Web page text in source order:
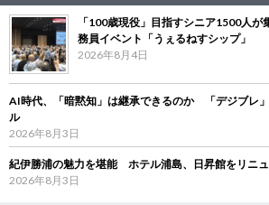
「100歳現役」目指すシニア1500人
務員イベント「うぇるねすシップ」
2026年8月4日
AI時代、「暗黙知」は継承できるのか 「デジブレ
ル
2026年8月3日
紀伊勝浦の魅力を堪能 ホテル浦島、日昇館をリニ
2026年8月3日